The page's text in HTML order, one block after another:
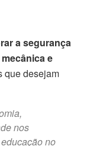
a segurança
mecânica e
que desejam
nos
no